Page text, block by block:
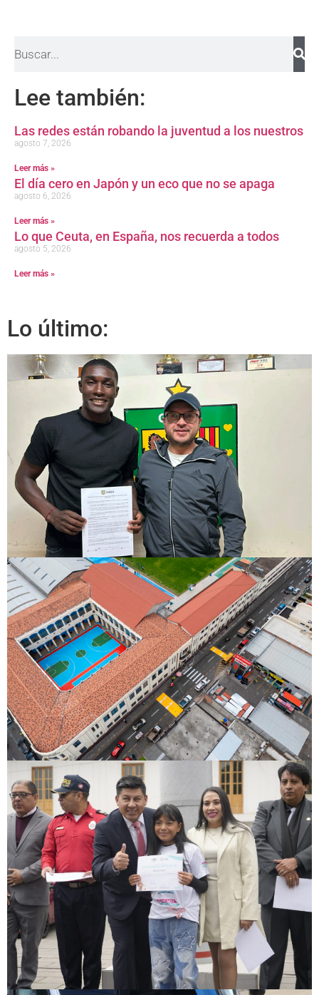
Lee también:
Las redes están robando la juventud a los nuestros
agosto 7, 2026
Leer más »
El día cero en Japón y un eco que no se apaga
agosto 6, 2026
Leer más »
Lo que Ceuta, en España, nos recuerda a todos
agosto 5, 2026
Leer más »
Lo último: